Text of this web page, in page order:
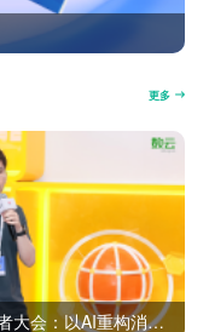
更多
数云Agent OS亮相华为云INSPIRE创想者大会：以AI重构消费者运营与零售营销新范式